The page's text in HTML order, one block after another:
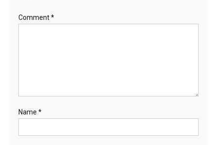
Comment*
Name *